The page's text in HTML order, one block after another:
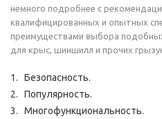
немного подробнее с
квалифицированных и опытных
преимуществами выбора
для крыс, шиншилл и прочих
Безопасность.
Популярность.
Многофункциональность.